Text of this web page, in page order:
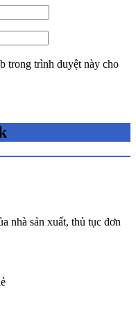
trong trình duyệt này cho
nhà sản xuất, thủ tục đơn